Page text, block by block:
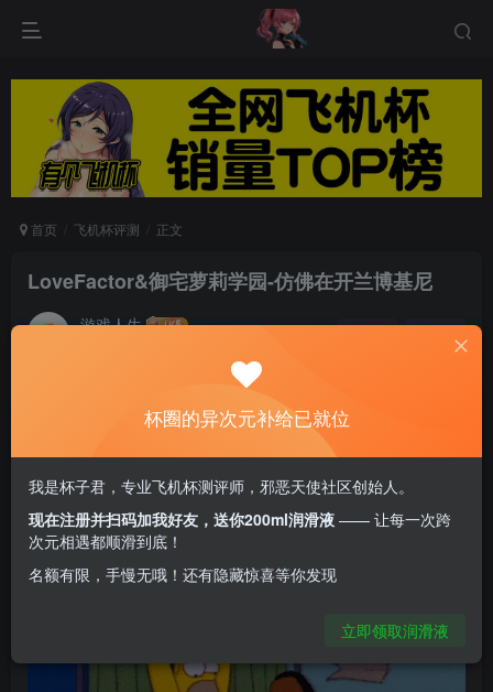
首页 飞机杯评测 正文
LoveFactor&御宅萝莉学园-仿佛在开兰博基尼
游戏人生
上次在深夜十二点写测评，还要追溯到去年6月
份，熬夜这么伤身体还发文章，因为遇到了有意思
的产品…
杯圈的异次元补给已就位
我是杯子君，专业飞机杯测评师，邪恶天使社区创始人。
现在注册并扫码加我好友，送你200ml润滑液 —— 让每一次跨
次元相遇都顺滑到底！
名额有限，手慢无哦！还有隐藏惊喜等你发现
立即领取润滑液